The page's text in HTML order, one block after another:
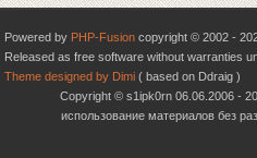
Powered by PHP-Fusion copyright © 2002 -
Released as free software without warranties
Theme designed by Dimi ( based on Ddraig )
Copyright © s1ipk0rn 06.06.2006 -
использование материалов без